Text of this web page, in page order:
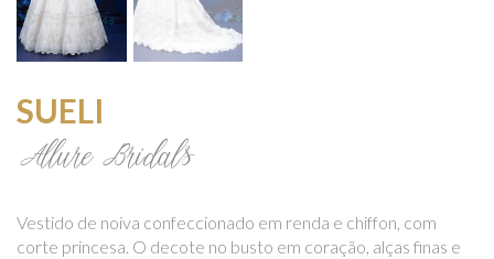
SUELI
Allure Bridals
Vestido de noiva confeccionado em renda e chiffon, com
corte princesa. O decote no busto em coração, alças finas e